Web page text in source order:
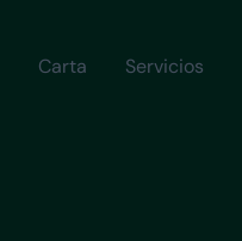
Carta Servicios